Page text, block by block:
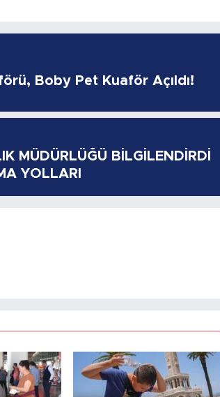
Boby Pet Kuaför Açıldı!
MÜDÜRLÜĞÜ BİLGİLENDİRDİ
YOLLARI